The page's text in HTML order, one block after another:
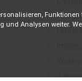
und Analysen weiter.